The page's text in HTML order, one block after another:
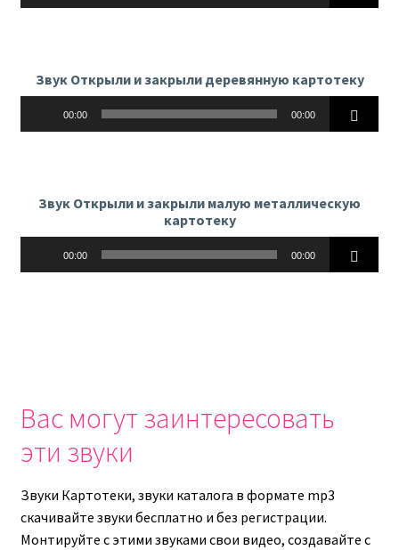
Звук Открыли и закрыли деревянную картотеку
00:00 00:00
Звук Открыли и закрыли малую металлическую
картотеку
00:00 00:00
Вас могут заинтересовать
эти звуки
Звуки Картотеки, звуки каталога в формате mp3
скачивайте звуки бесплатно и без регистрации.
Монтируйте с этими звуками свои видео, создавайте с